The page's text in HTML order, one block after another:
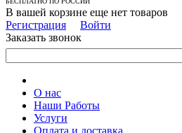
В вашей корзине еще нет товаров
Регистрация
Войти
Заказать звонок
О нас
Наши Работы
Услуги
Оплата и доставка